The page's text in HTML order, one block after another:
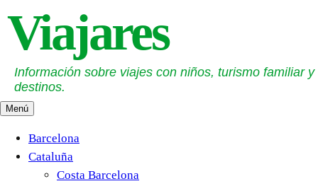
contenido
Viajares
Información sobre viajes con niños, turismo familiar y
destinos.
Menú
Barcelona
Cataluña
Costa Barcelona